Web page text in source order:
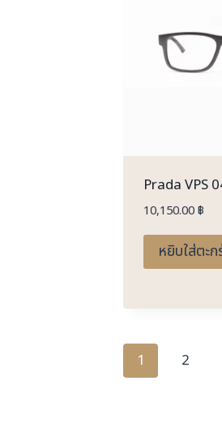
Prada VPS
10,150.00฿
หยิบใส่ตะก
1 2